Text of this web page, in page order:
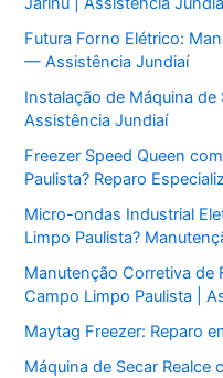
Futura Forno Elétrico:
— Assistência Jundiaí
Instalação de Máquina de
Assistência Jundiaí
Freezer Speed Queen
Paulista? Reparo
Micro-ondas Industrial
Limpo Paulista?
Manutenção Corretiva de
Campo Limpo Paulista |
Maytag Freezer: Reparo
Máquina de Secar Realce